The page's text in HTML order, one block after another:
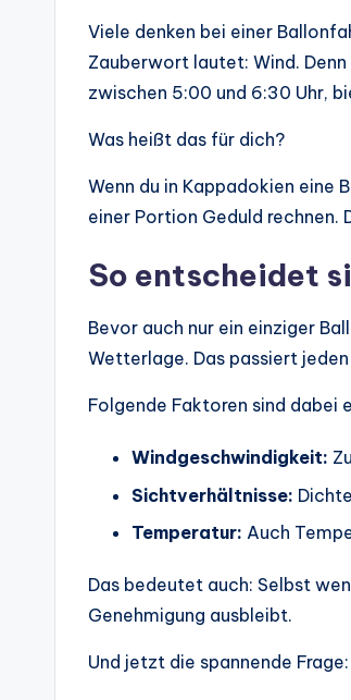
Viele denken bei einer
Zauberwort lautet: Wind.
zwischen 5:00 und 6:30 Uhr,
Was heißt das für dich?
Wenn du in Kappadokien eine
einer Portion Geduld rechnen.
So entscheidet
Bevor auch nur ein einziger
Wetterlage. Das passiert
Folgende Faktoren sind dabei
Windgeschwindigkeit:
Sichtverhältnisse:
Temperatur: Auch
Das bedeutet auch: Selbst
Genehmigung ausbleibt.
Und jetzt die spannende